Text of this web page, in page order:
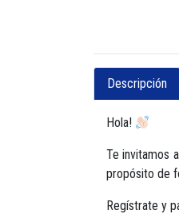
Descripción
Hola!
Te invitamos
propósito de
Regístrate y